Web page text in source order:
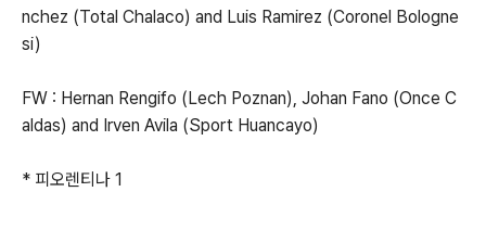
nchez (Total Chalaco) and Luis Ramirez (Coronel Bologne
si)
FW : Hernan Rengifo (Lech Poznan), Johan Fano (Once C
aldas) and Irven Avila (Sport Huancayo)
* 피오렌티나 1